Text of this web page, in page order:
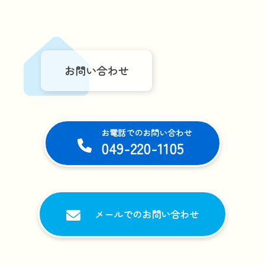
お問い合わせ
お電話でのお問い合わせ
049-220-1105
メールでのお問い合わせ